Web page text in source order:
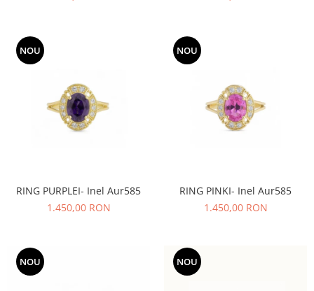
NOU
RING PURPLEI- Inel Aur585
1.450,00 RON
NOU
RING PINKI- Inel Aur585
1.450,00 RON
NOU NOU